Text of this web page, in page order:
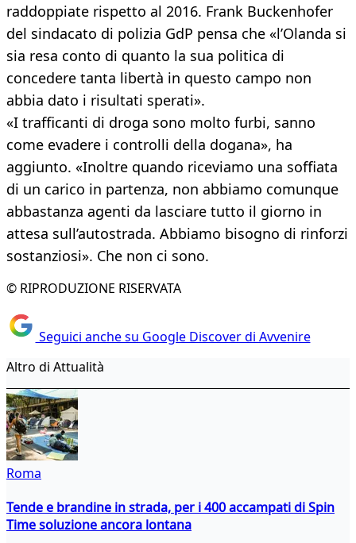
raddoppiate rispetto al 2016. Frank Buckenhofer
del sindacato di polizia GdP pensa che «l’Olanda si
sia resa conto di quanto la sua politica di
concedere tanta libertà in questo campo non
abbia dato i risultati sperati».
«I trafficanti di droga sono molto furbi, sanno
come evadere i controlli della dogana», ha
aggiunto. «Inoltre quando riceviamo una soffiata
di un carico in partenza, non abbiamo comunque
abbastanza agenti da lasciare tutto il giorno in
attesa sull’autostrada. Abbiamo bisogno di rinforzi
sostanziosi». Che non ci sono.
© RIPRODUZIONE RISERVATA
Seguici anche su Google Discover di Avvenire
Altro di Attualità
Roma
Tende e brandine in strada, per i 400 accampati di Spin
Time soluzione ancora lontana